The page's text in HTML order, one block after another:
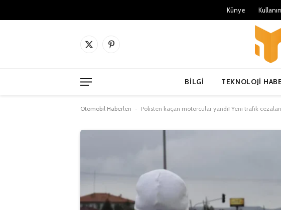
Künye
X
Pinterest'in
BILGI TEKNOLOJI
Otomobil Haberleri - Polisten kaçan motorcular yandı! Yeni trafik